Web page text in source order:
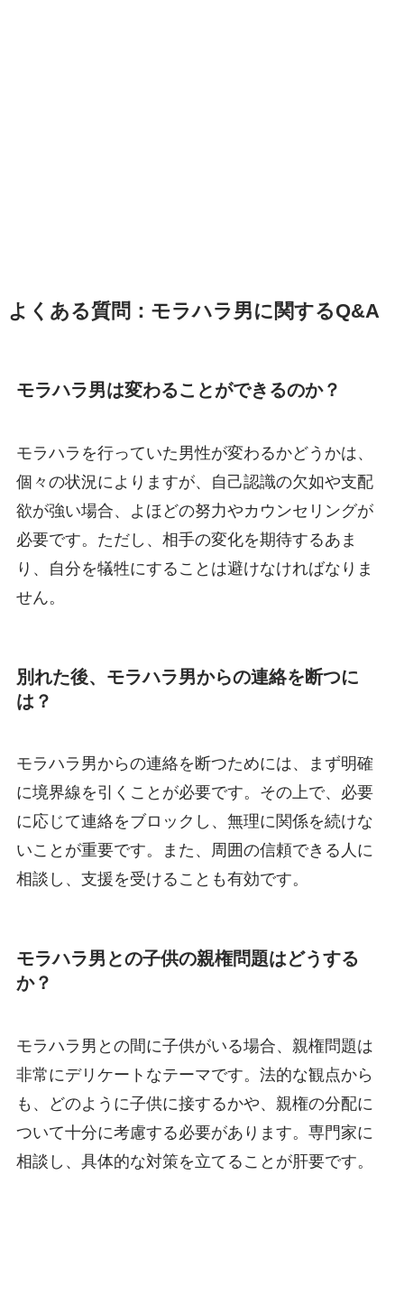
よくある質問：モラハラ男に関するQ&A
モラハラ男は変わることができるのか？
モラハラを行っていた男性が変わるかどうかは、
個々の状況によりますが、自己認識の欠如や支配
欲が強い場合、よほどの努力やカウンセリングが
必要です。ただし、相手の変化を期待するあま
り、自分を犠牲にすることは避けなければなりま
せん。
別れた後、モラハラ男からの連絡を断つに
は？
モラハラ男からの連絡を断つためには、まず明確
に境界線を引くことが必要です。その上で、必要
に応じて連絡をブロックし、無理に関係を続けな
いことが重要です。また、周囲の信頼できる人に
相談し、支援を受けることも有効です。
モラハラ男との子供の親権問題はどうする
か？
モラハラ男との間に子供がいる場合、親権問題は
非常にデリケートなテーマです。法的な観点から
も、どのように子供に接するかや、親権の分配に
ついて十分に考慮する必要があります。専門家に
相談し、具体的な対策を立てることが肝要です。